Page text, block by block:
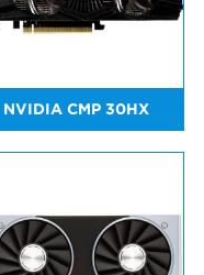
NVIDIA CMP 30HX